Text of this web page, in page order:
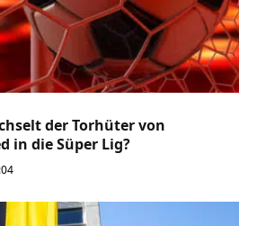
der Torhüter von
in die Süper Lig?